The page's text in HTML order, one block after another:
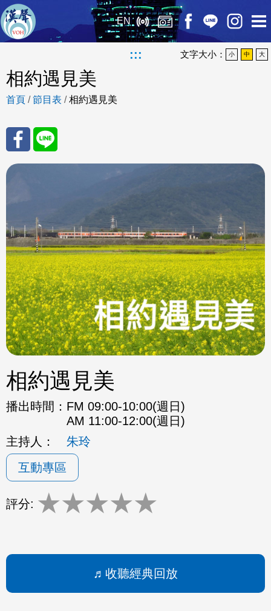
EN
::: 文字大小： 小 中 大
相約遇見美
首頁 /節目表 /相約遇見美
分享
Fac
eBo
ok
Line
相約遇見美
播出時間： FM 09:00-10:00(週日)
AM 11:00-12:00(週日)
主持人：
朱玲
互動專區
評分: ★★★★★
收聽經典回放